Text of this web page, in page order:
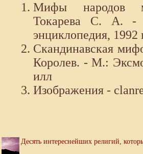
Мифы народов
Токарева С. А. -
энциклопедия, 1992
Скандинавская
Королев. - М.:
илл
Изображения -
Десять интереснейших религий,